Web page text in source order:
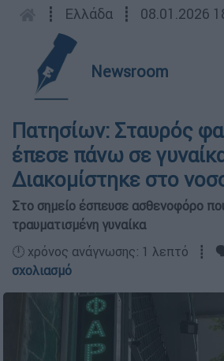
┋ Ελλάδα ┋ 08.01.2026
Newsroom
Πατησίων: Σταυρός
έπεσε πάνω σε
Διακομίστηκε στο
Στο σημείο έσπευσε ασθενοφόρο
τραυματισμένη γυναίκα
🕛 χρόνος ανάγνωσης: 1 λεπτό ┋
σχολιασμό